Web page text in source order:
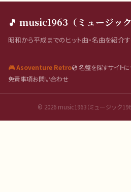
🎵 music1963（ミュージック
昭和から平成までのヒット曲・名曲を紹介す
🎮 Asoventure Retro💿 名盤を探すサイト
免責事項お問い合わせ
© 2026music1963（ミュージック